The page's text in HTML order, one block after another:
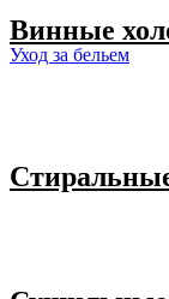
Винные
Уход за бельем